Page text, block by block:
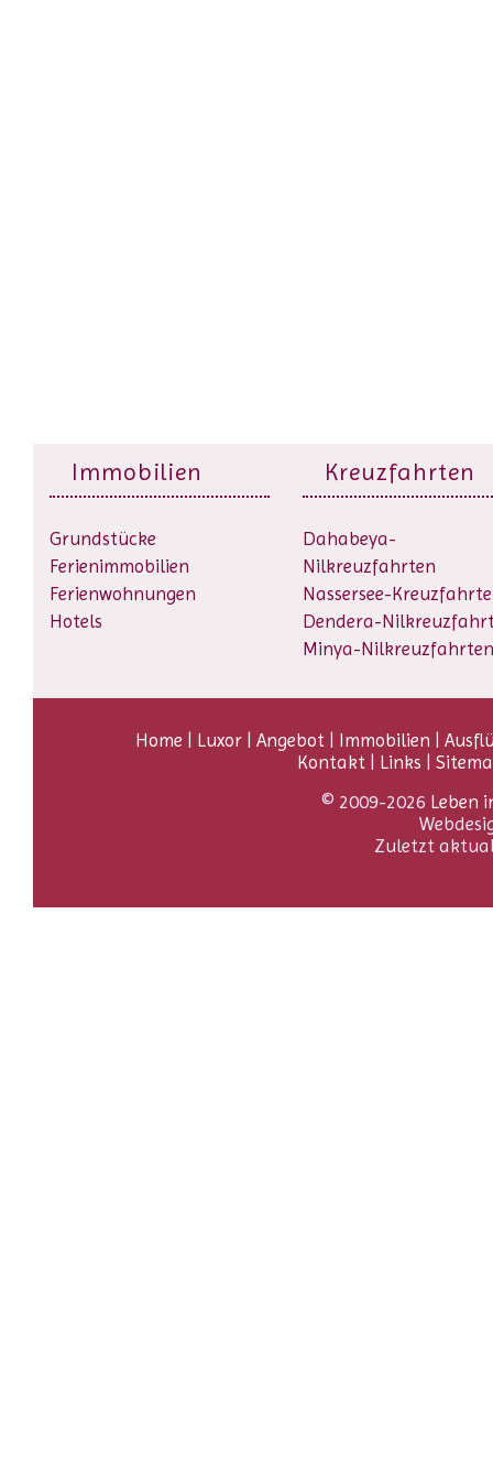
Immobilien
Grundstücke
Ferienimmobilien
Ferienwohnungen
Hotels
Kreuzfahrten
Dahabeya-
Nilkreuzfahrten
Nassersee-
Dendera-
Minya-Nilkreuzfahrten
Home | Luxor| Angebot| Immobilien |
Kontakt| Links |
© 2009-2026 Leben
Zuletzt